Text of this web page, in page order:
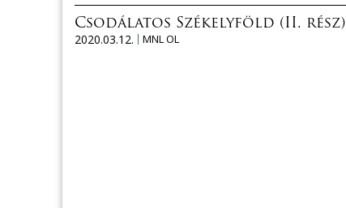
Csodálatos Székelyföld (II. rész)
2020.03.12.
MNL OL